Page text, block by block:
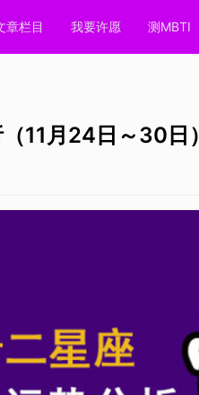
章栏目 我要许愿 测MBTI
11月24日～30日）